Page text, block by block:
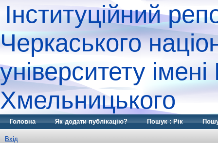
Інституційний
Черкаського
університету
Хмельницького
Головна Як додати публікацію? Пошук : Рік
Вхід